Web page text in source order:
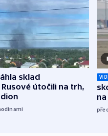
sklad
útočili na trh,
na